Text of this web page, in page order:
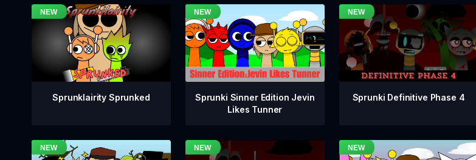
Sprunklairity Sprunked
Sprunki Sinner Edition Jevin
Likes Tunner
Sprunki Definitive Phase 4